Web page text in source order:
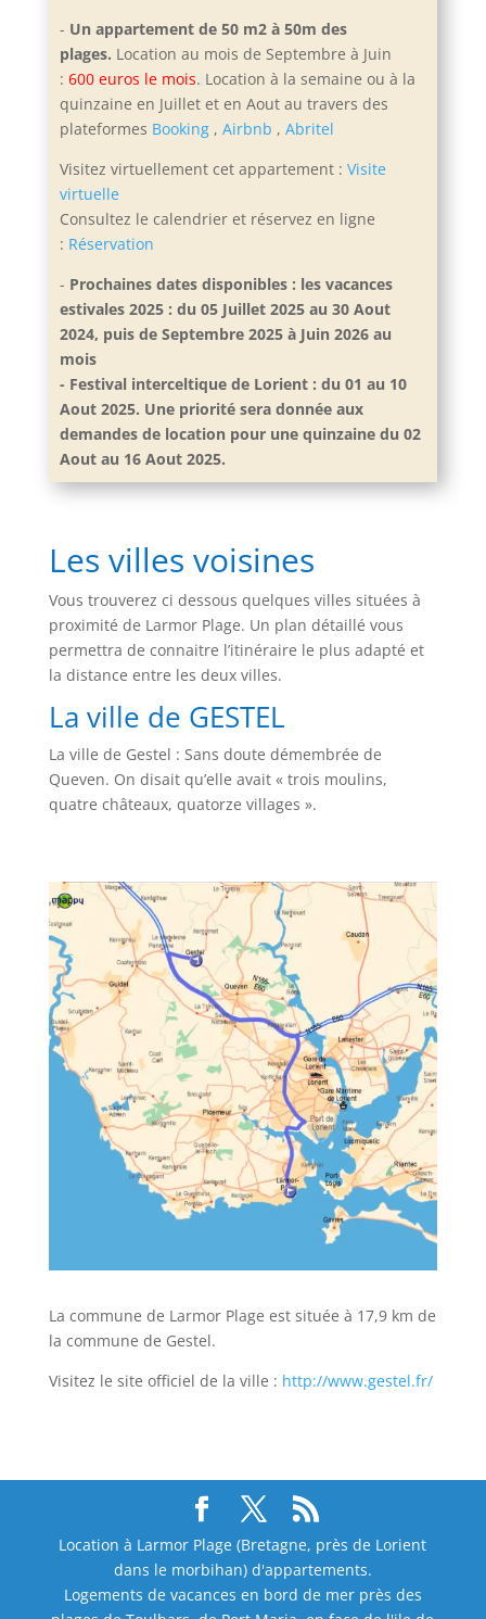
- Un appartement de 50 m2 à 50m des
plages. Location au mois de Septembre à Juin
: 600 euros le mois. Location à la semaine ou à la
quinzaine en Juillet et en Aout au travers des
plateformes Booking, Airbnb , Abritel
Visitez virtuellement cet appartement : Visite
virtuelle
Consultez le calendrier et réservez en ligne
: Réservation
- Prochaines dates disponibles : les vacances
estivales 2025 : du 05 Juillet 2025 au 30 Aout
2024, puis de Septembre 2025 à Juin 2026 au
mois
- Festival interceltique de Lorient : du 01 au 10
Aout 2025. Une priorité sera donnée aux
demandes de location pour une quinzaine du 02
Aout au 16 Aout 2025.
Les villes voisines
Vous trouverez ci dessous quelques villes situées à
proximité de Larmor Plage. Un plan détaillé vous
permettra de connaitre l’itinéraire le plus adapté et
la distance entre les deux villes.
La ville de GESTEL
La ville de Gestel : Sans doute démembrée de
Queven. On disait qu’elle avait « trois moulins,
quatre châteaux, quatorze villages ».
La commune de Larmor Plage est située à 17,9 km de
la commune de Gestel.
Visitez le site officiel de la ville : http://www.gestel.fr/
Location à Larmor Plage (Bretagne, près de Lorient
dans le morbihan) d'appartements.
Logements de vacances en bord de mer près des